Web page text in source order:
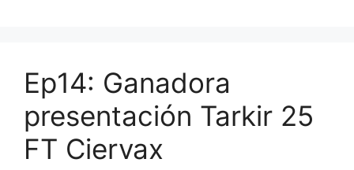
Ep14: Ganadora
presentación Tarkir 25
FT Ciervax